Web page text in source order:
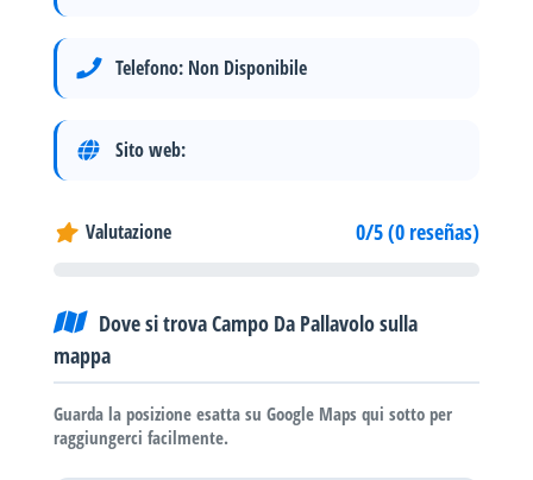
Telefono: Non Disponibile
Sito web:
Valutazione 0/5 (0 reseñas)
Dove si trova Campo Da Pallavolo sulla
mappa
Guarda la posizione esatta su Google Maps qui sotto per
raggiungerci facilmente.